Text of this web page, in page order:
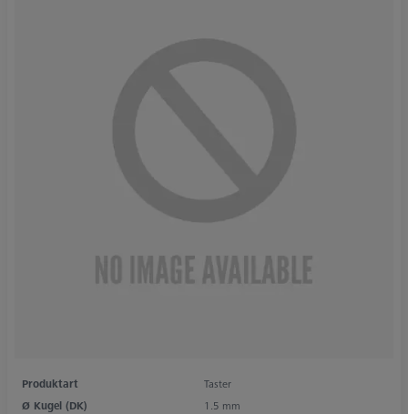
Produktart
Taster
Ø Kugel (DK)
1.5 mm